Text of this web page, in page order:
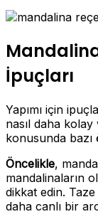
İpuçları
Yapımı için
nasıl daha
konusunda
Öncelikle,
mandalinaların
dikkat edin.
daha canlı bir